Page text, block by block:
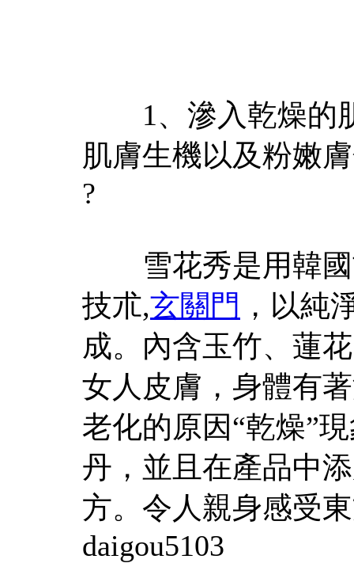
1、滲入乾燥的肌
肌膚生機以及粉嫩
?
雪花秀是用韓國
技朮,玄關門 ，以純
成。內含玉竹、蓮
女人皮膚，身體有
老化的原因“乾燥”
丹，並且在產品中
方。令人親身感受
daigou5103